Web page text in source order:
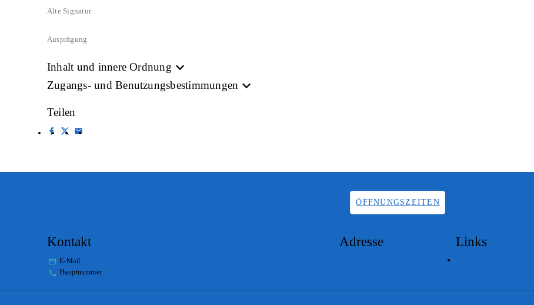
Alte Signatur
Ausprägung
Inhalt und innere Ordnung
Zugangs- und Benutzungsbestimmungen
Teilen
ÖFFNUNGSZEITEN
Kontakt
E-Mail
Hauptnummer
Adresse Links